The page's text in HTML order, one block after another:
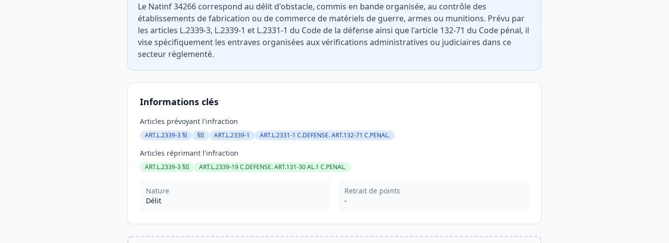
Le Natinf 34266 correspond au délit d'obstacle, commis en bande organisée, au contrôle des
établissements de fabrication ou de commerce de matériels de guerre, armes ou munitions. Prévu par
les articles L.2339-3, L.2339-1 et L.2331-1 du Code de la défense ainsi que l'article 132-71 du Code pénal, il
vise spécifiquement les entraves organisées aux vérifications administratives ou judiciaires dans ce
secteur réglementé.
Informations clés
Articles prévoyant l'infraction
ART.L.2339-3 §I §II ART.L.2339-1 ART.L.2331-1 C.DEFENSE. ART.132-71 C.PENAL.
Articles réprimant l'infraction
ART.L.2339-3 §II ART.L.2339-19 C.DEFENSE. ART.131-30 AL.1 C.PENAL.
Nature
Délit
Retrait de points
-